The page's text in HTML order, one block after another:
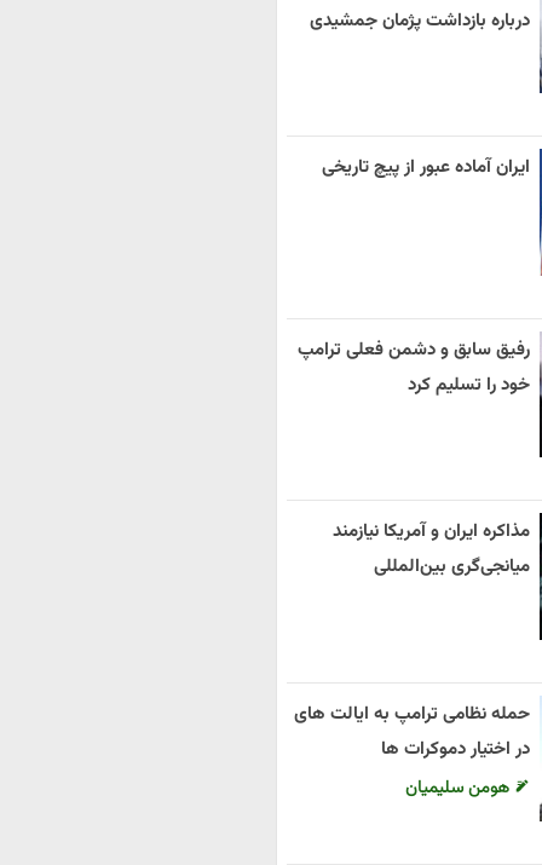
درباره بازداشت پژمان جمشیدی
ایران آماده عبور از پیچ تاریخی
رفیق سابق و دشمن فعلی ترامپ
خود را تسلیم کرد
مذاکره ایران و آمریکا نیازمند
میانجی‌گری بین‌المللی
حمله نظامی ترامپ به ایالت های
در اختیار دموکرات ها
هومن سلیمیان